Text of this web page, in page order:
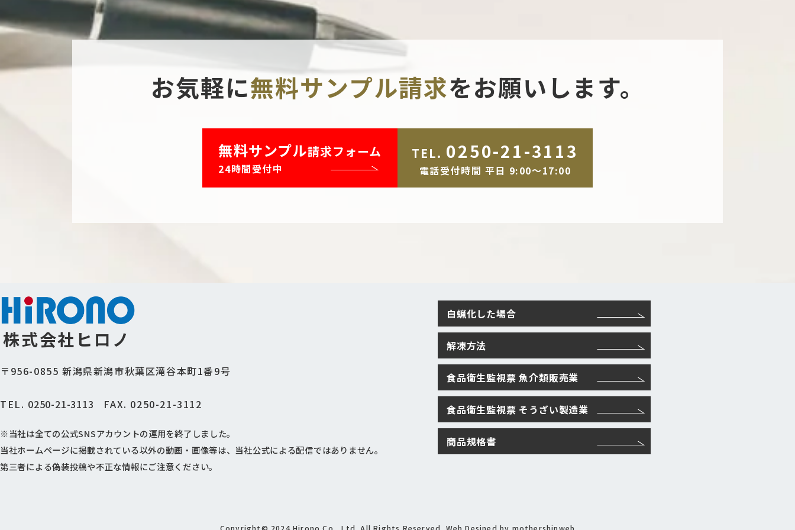
お気軽に無料サンプル請求をお願いします。
無料サンプル請求フォーム
24時間受付中
TEL. 0250-21-3113
電話受付時間 平日 9:00～17:00
株式会社ヒロノ
〒956-0855 新潟県新潟市秋葉区滝谷本町1番9号
TEL. 0250-21-3113 FAX. 0250-21-3112
※当社は全ての公式SNSアカウントの運用を終了しました。
当社ホームページに掲載されている以外の動画・画像等は、当社公式による配信ではありません。
第三者による偽装投稿や不正な情報にご注意ください。
白蝋化した場合
解凍方法
食品衛生監視票 魚介類販売業
食品衛生監視票 そうざい製造業
商品規格書
Copyright© 2024 Hirono Co., Ltd. All Rights Reserved. Web Desined by mothershipweb